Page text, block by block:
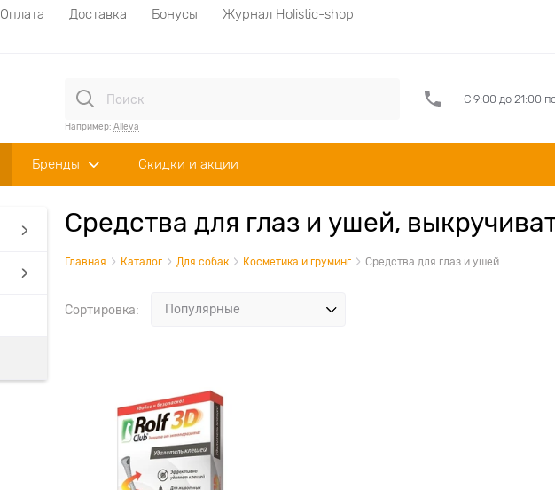
Оплата Доставка Бонусы
Журнал Holistic-shop
Например: Alleva
С 9:00 до 21:00
Бренды Скидки и акции
Средства для глаз и ушей,
Главная Каталог Для собак Косметика и груминг Средства для глаз и ушей
Сортировка: